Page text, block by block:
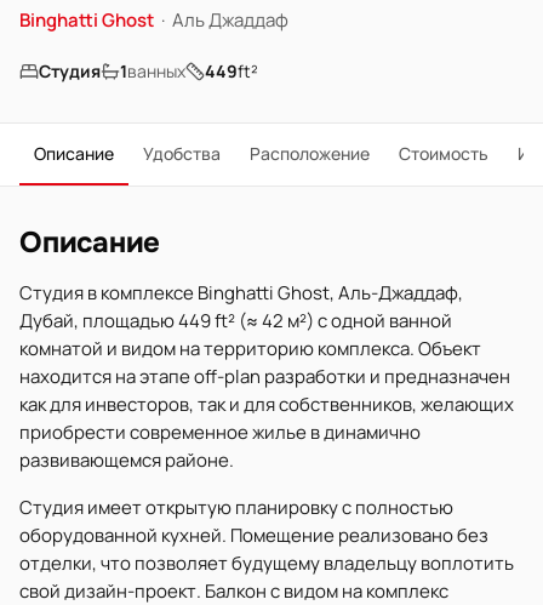
Binghatti Ghost · Аль Джаддаф
Студия 1ванных 449ft²
Описание Удобства Расположение Стоимость
Описание
Студия в комплексе Binghatti Ghost, Аль-Джаддаф,
Дубай, площадью 449 ft² (≈ 42 м²) с одной ванной
комнатой и видом на территорию комплекса. Объект
находится на этапе off-plan разработки и предназначен
как для инвесторов, так и для собственников, желающих
приобрести современное жилье в динамично
развивающемся районе.
Студия имеет открытую планировку с полностью
оборудованной кухней. Помещение реализовано без
отделки, что позволяет будущему владельцу воплотить
свой дизайн-проект. Балкон с видом на комплекс